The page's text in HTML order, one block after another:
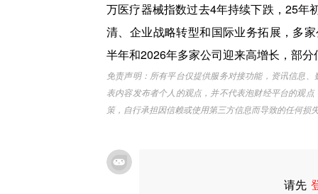
万医疗器械指数过去4年持续下跌，25年
清、企业战略转型和国际业务拓展，多
半年和2026年多家公司迎来高增长，部分
免责声明：所有平台仅提供服务对接功能，资讯信息
表内容发布者个人的观点，并不代表泡财经平台的观
策，自行承担因信赖或使用第三方信息而导致的任何损
请先